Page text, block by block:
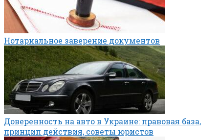
Нотариальное заверение документов
Доверенность на авто в Украине: правовая база,
принцип действия, советы юристов